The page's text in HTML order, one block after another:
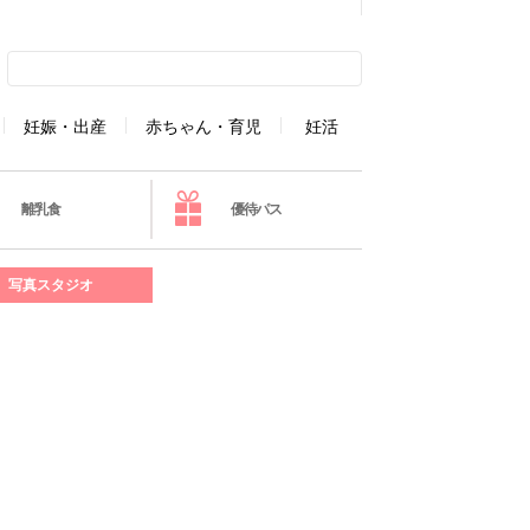
妊娠・出産 赤ちゃん・育児 妊活
離乳食 優待パス
写真スタジオ